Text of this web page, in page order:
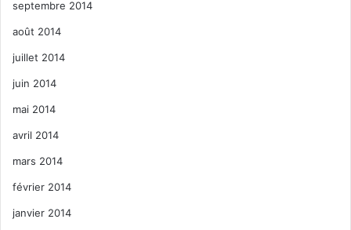
septembre 2014
août 2014
juillet 2014
juin 2014
mai 2014
avril 2014
mars 2014
février 2014
janvier 2014